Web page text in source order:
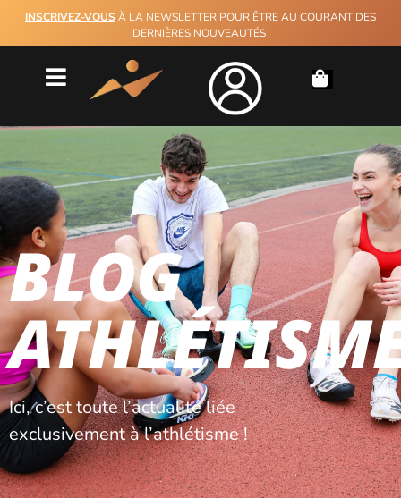
INSCRIVEZ-VOUS À LA NEWSLETTER POUR ÊTRE AU COURANT DES
DERNIÈRES NOUVEAUTÉS
BLOG
Ici, c’est toute l’actualité liée
exclusivement à l’athlétisme !